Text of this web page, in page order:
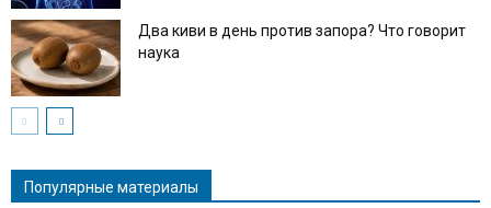
Два киви в день против запора? Что говорит
наука
Популярные материалы